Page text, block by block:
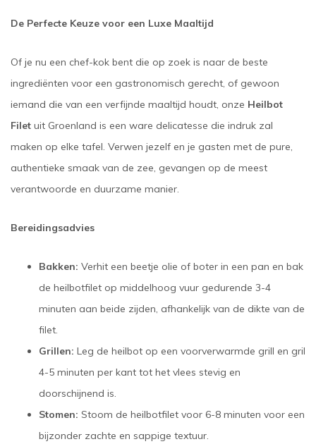
De Perfecte Keuze voor een Luxe Maaltijd
Of je nu een chef-kok bent die op zoek is naar de beste
ingrediënten voor een gastronomisch gerecht, of gewoon
iemand die van een verfijnde maaltijd houdt, onze Heilbot
Filet uit Groenland is een ware delicatesse die indruk zal
maken op elke tafel. Verwen jezelf en je gasten met de pure,
authentieke smaak van de zee, gevangen op de meest
verantwoorde en duurzame manier.
Bereidingsadvies
Bakken: Verhit een beetje olie of boter in een pan en bak
de heilbotfilet op middelhoog vuur gedurende 3-4
minuten aan beide zijden, afhankelijk van de dikte van de
filet.
Grillen: Leg de heilbot op een voorverwarmde grill en gril
4-5 minuten per kant tot het vlees stevig en
doorschijnend is.
Stomen: Stoom de heilbotfilet voor 6-8 minuten voor een
bijzonder zachte en sappige textuur.